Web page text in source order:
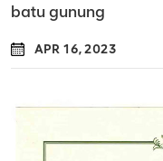
batu gunung
APR 16, 2023